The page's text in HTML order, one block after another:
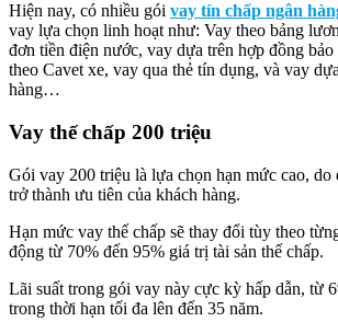
Hiện nay, có nhiều gói vay tín chấp ngân
vay lựa chọn linh hoạt như: Vay theo bảng
đơn tiền điện nước, vay dựa trên hợp đồng
theo Cavet xe, vay qua thẻ tín dụng, và vay
hàng…
Vay thế chấp 200 triệu
Gói vay 200 triệu là lựa chọn hạn mức cao, do
trở thành ưu tiên của khách hàng.
Hạn mức vay thế chấp sẽ thay đổi tùy theo
động từ 70% đến 95% giá trị tài sản thế chấp.
Lãi suất trong gói vay này cực kỳ hấp dẫn, từ
trong thời hạn tối đa lên đến 35 năm.